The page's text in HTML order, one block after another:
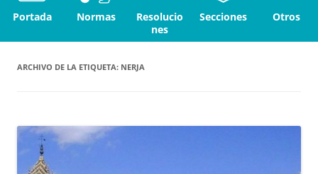
Portada Normas
Resolucio
nes
Secciones Otros
ARCHIVO DE LA ETIQUETA: NERJA